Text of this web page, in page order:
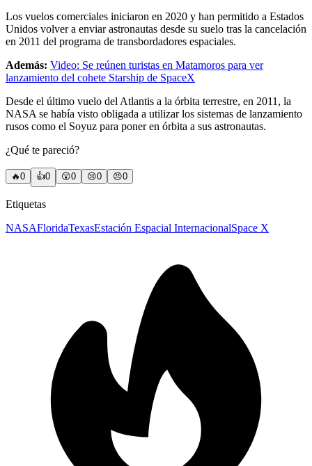
Los vuelos comerciales iniciaron en 2020 y han permitido a Estados
Unidos volver a enviar astronautas desde su suelo tras la cancelación
en 2011 del programa de transbordadores espaciales.
Además: Video: Se reúnen turistas en Matamoros para ver
lanzamiento del cohete Starship de SpaceX
Desde el último vuelo del Atlantis a la órbita terrestre, en 2011, la
NASA se había visto obligada a utilizar los sistemas de lanzamiento
rusos como el Soyuz para poner en órbita a sus astronautas.
¿Qué te pareció?
🔥0 👍0 😲0 😢0 😠0
Etiquetas
NASAFloridaTexasEstación Espacial InternacionalSpace X